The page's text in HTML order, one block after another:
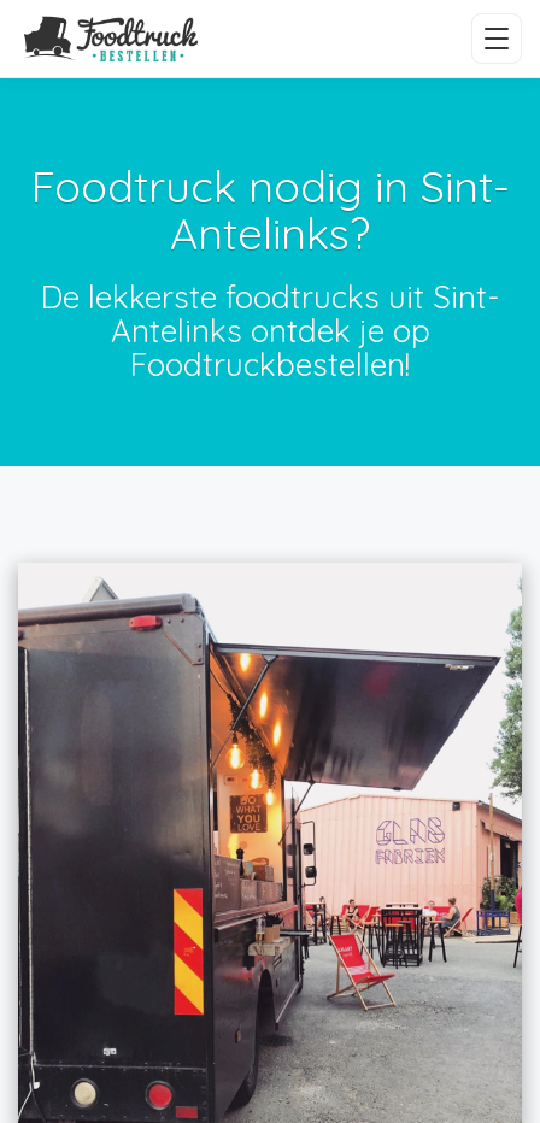
Foodtruck nodig in Sint-
Antelinks?
De lekkerste foodtrucks uit Sint-
Antelinks ontdek je op
Foodtruckbestellen!